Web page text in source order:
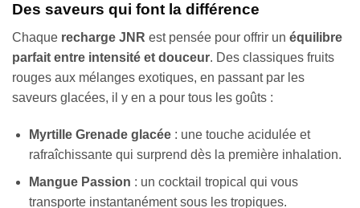
Des saveurs qui font la différence
Chaque recharge JNR est pensée pour offrir un équilibre
parfait entre intensité et douceur. Des classiques fruits
rouges aux mélanges exotiques, en passant par les
saveurs glacées, il y en a pour tous les goûts :
Myrtille Grenade glacée: une touche acidulée et
rafraîchissante qui surprend dès la première inhalation.
Mangue Passion : un cocktail tropical qui vous
transporte instantanément sous les tropiques.